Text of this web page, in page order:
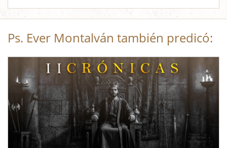
Ps. Ever Montalván también predicó: